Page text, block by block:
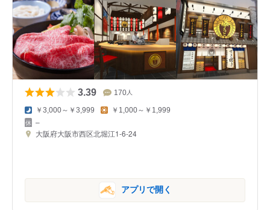
3.39 170 人
￥3,000～￥3,999 ￥1,000～￥1,999
–
大阪府大阪市西区北堀江1-6-24
アプリで開く